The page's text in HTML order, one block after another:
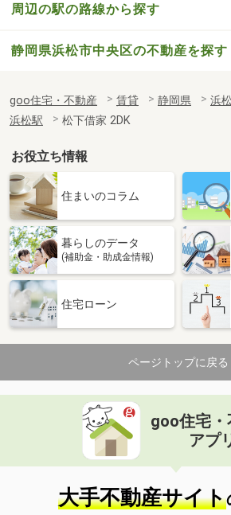
周辺の駅の路線から探す
静岡県浜松市中央区の不動産を探す
goo住宅・不動産 賃貸 静岡県 浜
浜松駅
松下借家 2DK
お役立ち情報
住まいのコラム
暮らしのデータ
(補助金・助成金情報)
住宅ローン
ページトップに戻る
goo住宅・
アプ
大手不動産サイト